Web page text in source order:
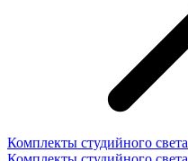
Комплекты студийного света